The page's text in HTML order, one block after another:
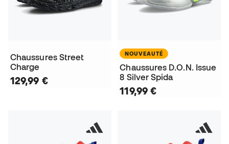
Chaussures Street
Charge
129,99 €
NOUVEAUTÉ
Chaussures D.O.N. Issue
8 Silver Spida
119,99 €